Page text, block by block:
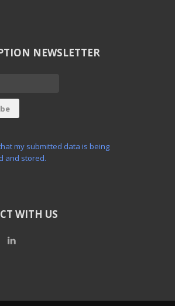
NEWSLETTER
my submitted data is being
and stored.
WITH US